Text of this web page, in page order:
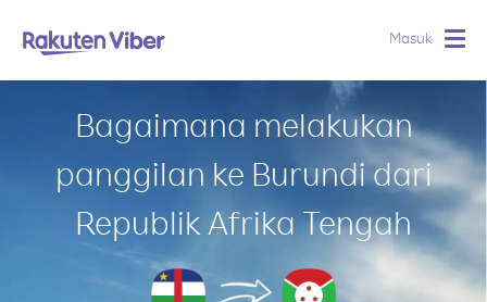
Masuk
Bagaimana melakukan
panggilan ke Burundi dari
Republik Afrika Tengah